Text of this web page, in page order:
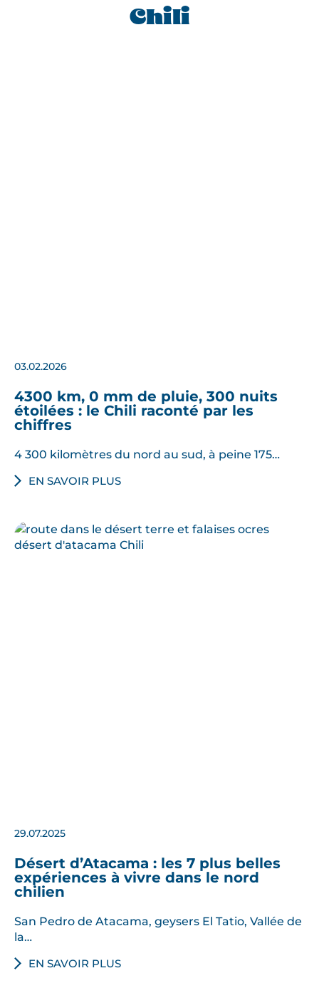
Chili
03.02.2026
4300 km, 0 mm de pluie, 300 nuits
étoilées : le Chili raconté par les
chiffres
4 300 kilomètres du nord au sud, à peine 175…
EN SAVOIR PLUS
29.07.2025
Désert d’Atacama : les 7 plus belles
expériences à vivre dans le nord
chilien
San Pedro de Atacama, geysers El Tatio, Vallée de
la…
EN SAVOIR PLUS